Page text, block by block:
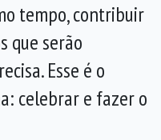
tempo, contribuir
que serão
Esse é o
celebrar e fazer o